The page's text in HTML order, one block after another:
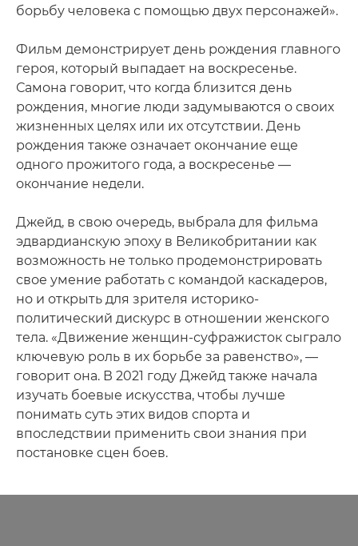
борьбу человека с помощью двух персонажей».
Фильм демонстрирует день рождения главного
героя, который выпадает на воскресенье.
Самона говорит, что когда близится день
рождения, многие люди задумываются о своих
жизненных целях или их отсутствии. День
рождения также означает окончание еще
одного прожитого года, а воскресенье —
окончание недели.
Джейд, в свою очередь, выбрала для фильма
эдвардианскую эпоху в Великобритании как
возможность не только продемонстрировать
свое умение работать с командой каскадеров,
но и открыть для зрителя историко-
политический дискурс в отношении женского
тела. «Движение женщин-суфражисток сыграло
ключевую роль в их борьбе за равенство», —
говорит она. В 2021 году Джейд также начала
изучать боевые искусства, чтобы лучше
понимать суть этих видов спорта и
впоследствии применить свои знания при
постановке сцен боев.